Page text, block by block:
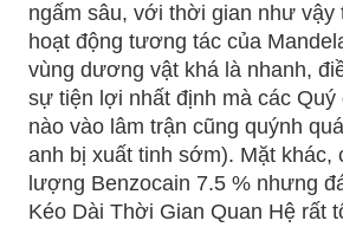
ngấm sâu, với thời gian như vậy
hoạt động tương tác của
vùng dương vật khá là nhanh,
sự tiện lợi nhất định mà các Quý
nào vào lâm trận cũng quýnh
anh bị xuất tinh sớm). Mặt khác,
lượng Benzocain 7.5 % nhưng
Kéo Dài Thời Gian Quan Hệ rất